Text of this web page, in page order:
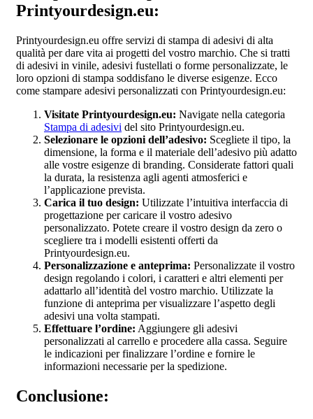
Printyourdesign.eu:
Printyourdesign.eu offre servizi di stampa di adesivi di alta
qualità per dare vita ai progetti del vostro marchio. Che si tratti
di adesivi in vinile, adesivi fustellati o forme personalizzate, le
loro opzioni di stampa soddisfano le diverse esigenze. Ecco
come stampare adesivi personalizzati con Printyourdesign.eu:
Visitate Printyourdesign.eu: Navigate nella categoria
Stampa di adesivi del sito Printyourdesign.eu.
Selezionare le opzioni dell’adesivo: Scegliete il tipo, la
dimensione, la forma e il materiale dell’adesivo più adatto
alle vostre esigenze di branding. Considerate fattori quali
la durata, la resistenza agli agenti atmosferici e
l’applicazione prevista.
Carica il tuo design: Utilizzate l’intuitiva interfaccia di
progettazione per caricare il vostro adesivo
personalizzato. Potete creare il vostro design da zero o
scegliere tra i modelli esistenti offerti da
Printyourdesign.eu.
Personalizzazione e anteprima: Personalizzate il vostro
design regolando i colori, i caratteri e altri elementi per
adattarlo all’identità del vostro marchio. Utilizzate la
funzione di anteprima per visualizzare l’aspetto degli
adesivi una volta stampati.
Effettuare l’ordine: Aggiungere gli adesivi
personalizzati al carrello e procedere alla cassa. Seguire
le indicazioni per finalizzare l’ordine e fornire le
informazioni necessarie per la spedizione.
Conclusione: